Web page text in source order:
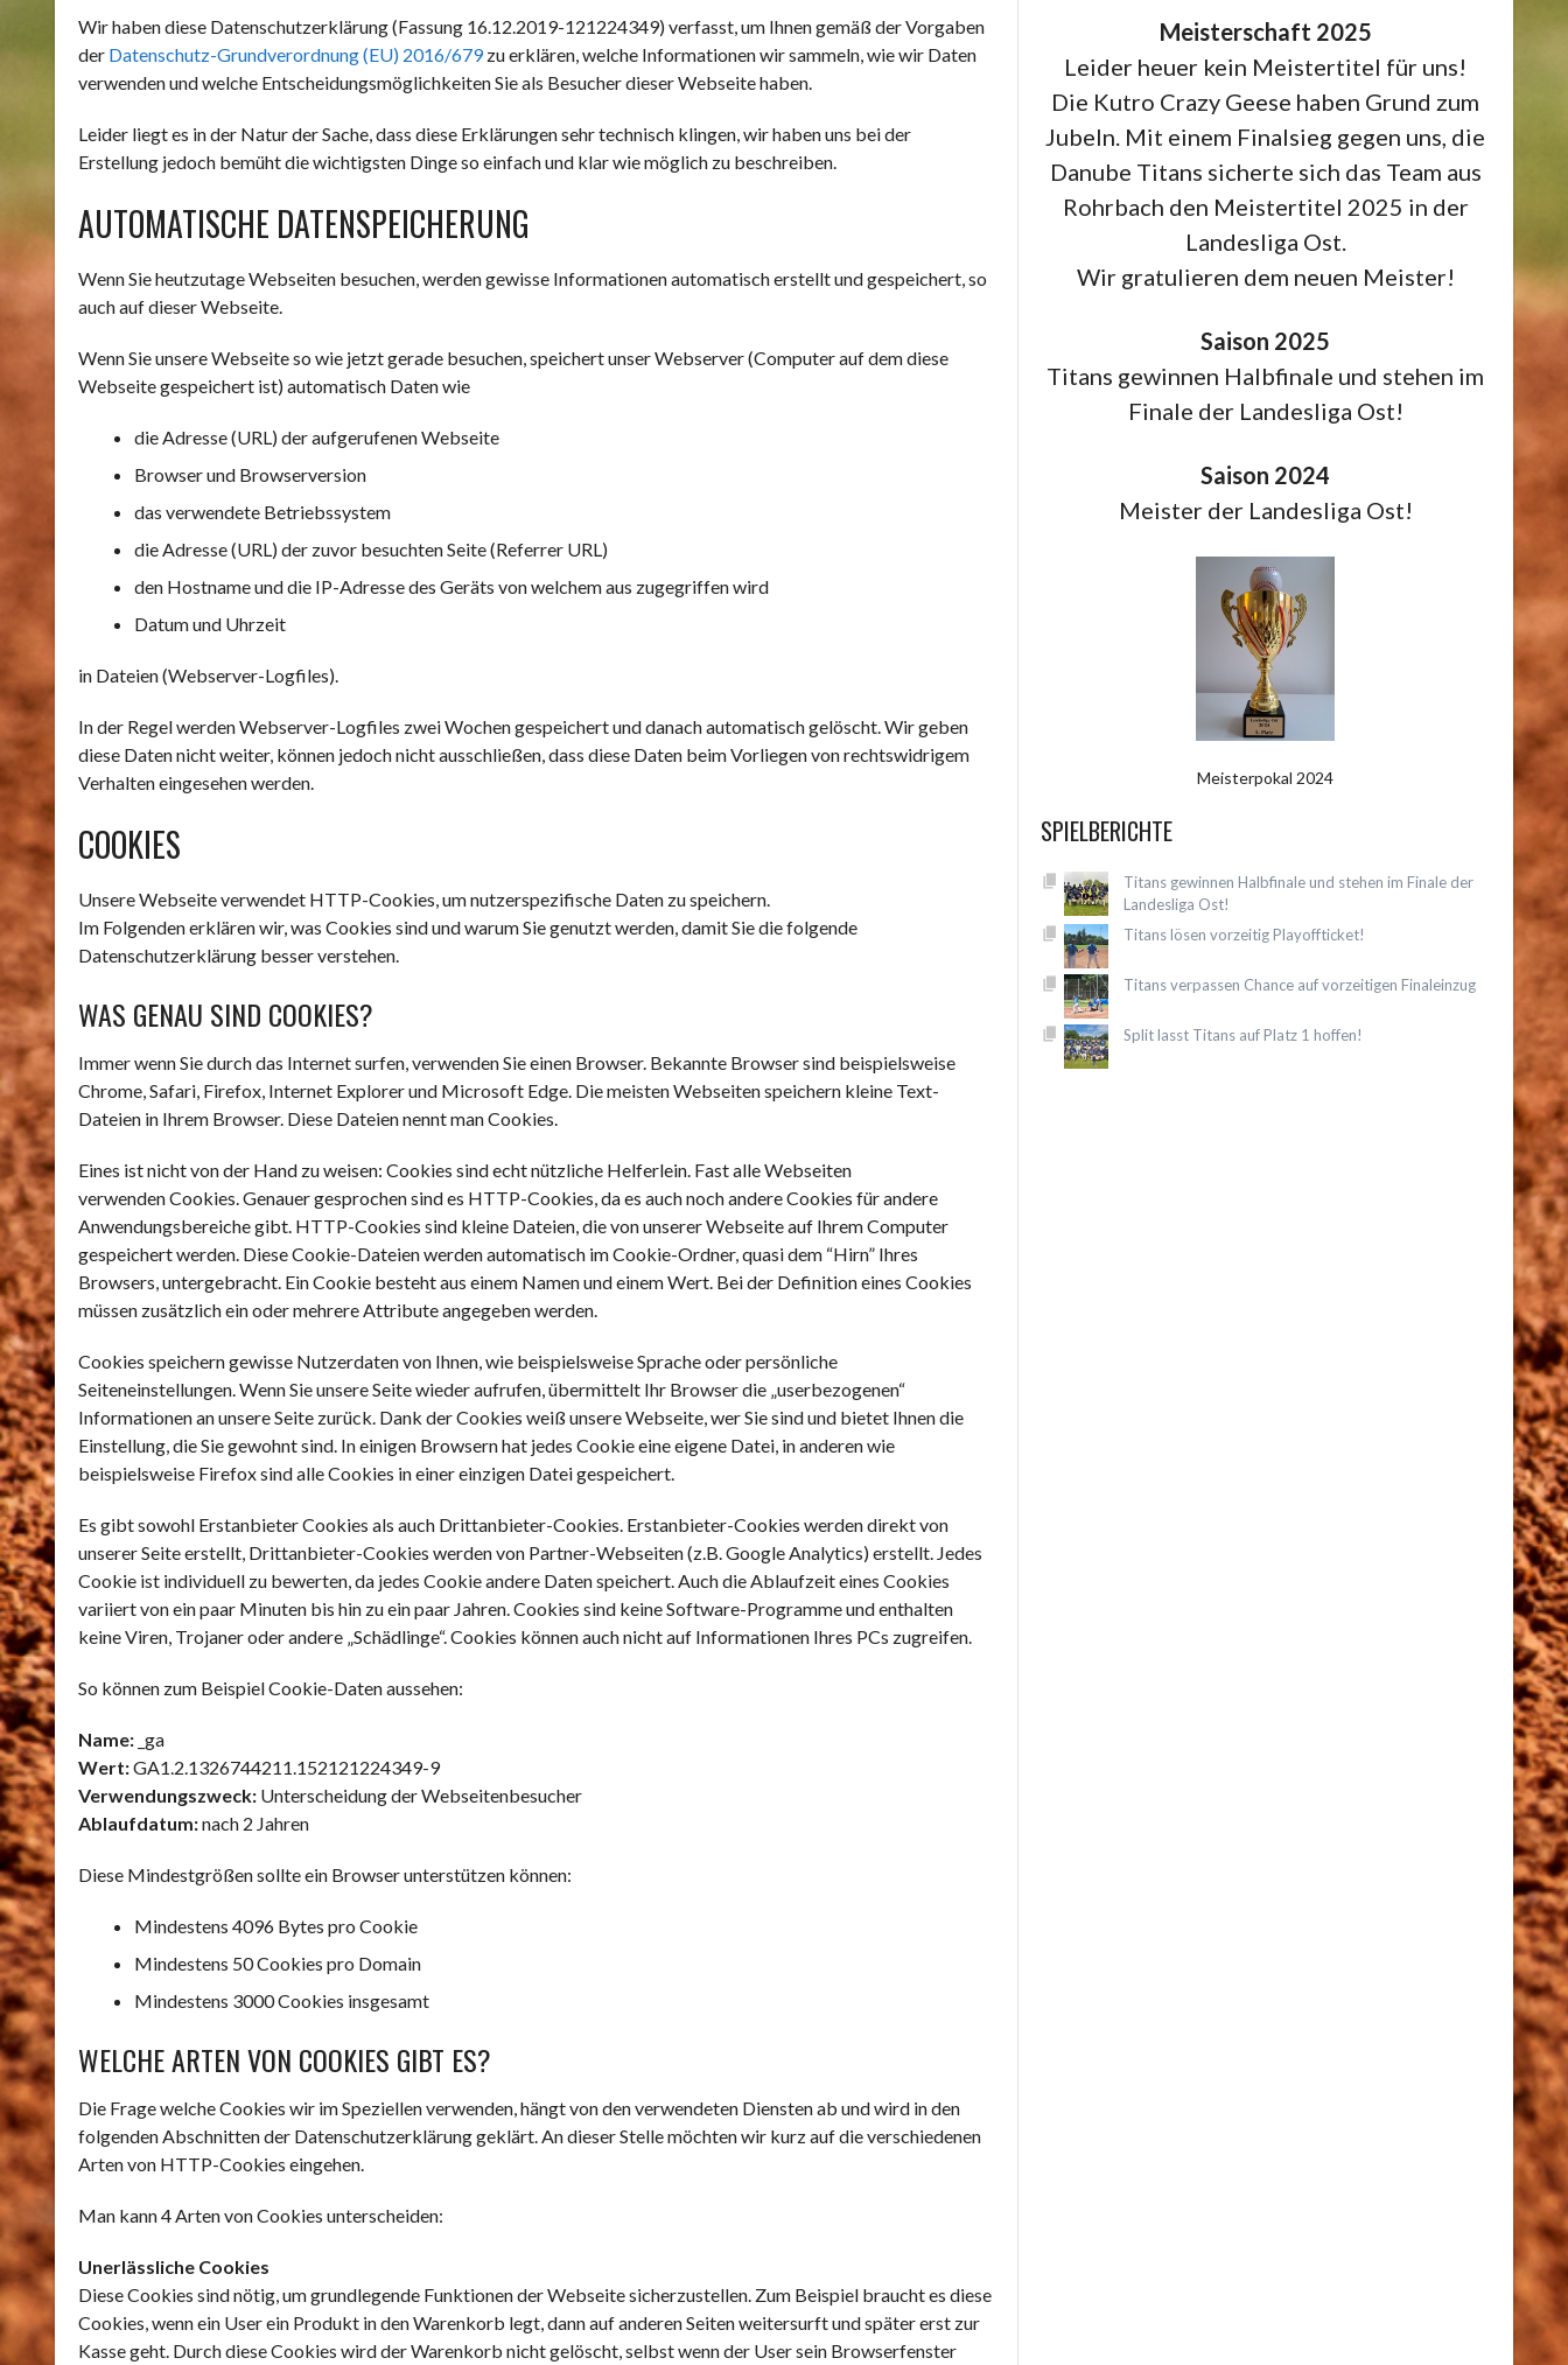
Wir haben diese Datenschutzerklärung (Fassung 16.12.2019-121224349) verfasst, um Ihnen gemäß der Vorgaben
der Datenschutz-Grundverordnung (EU) 2016/679zu erklären, welche Informationen wir sammeln, wie wir Daten
verwenden und welche Entscheidungsmöglichkeiten Sie als Besucher dieser Webseite haben.
Leider liegt es in der Natur der Sache, dass diese Erklärungen sehr technisch klingen, wir haben uns bei der
Erstellung jedoch bemüht die wichtigsten Dinge so einfach und klar wie möglich zu beschreiben.
AUTOMATISCHE DATENSPEICHERUNG
Wenn Sie heutzutage Webseiten besuchen, werden gewisse Informationen automatisch erstellt und gespeichert, so
auch auf dieser Webseite.
Wenn Sie unsere Webseite so wie jetzt gerade besuchen, speichert unser Webserver (Computer auf dem diese
Webseite gespeichert ist) automatisch Daten wie
die Adresse (URL) der aufgerufenen Webseite
Browser und Browserversion
das verwendete Betriebssystem
die Adresse (URL) der zuvor besuchten Seite (Referrer URL)
den Hostname und die IP-Adresse des Geräts von welchem aus zugegriffen wird
Datum und Uhrzeit
in Dateien (Webserver-Logfiles).
In der Regel werden Webserver-Logfiles zwei Wochen gespeichert und danach automatisch gelöscht. Wir geben
diese Daten nicht weiter, können jedoch nicht ausschließen, dass diese Daten beim Vorliegen von rechtswidrigem
Verhalten eingesehen werden.
COOKIES
Unsere Webseite verwendet HTTP-Cookies, um nutzerspezifische Daten zu speichern.
Im Folgenden erklären wir, was Cookies sind und warum Sie genutzt werden, damit Sie die folgende
Datenschutzerklärung besser verstehen.
WAS GENAU SIND COOKIES?
Immer wenn Sie durch das Internet surfen, verwenden Sie einen Browser. Bekannte Browser sind beispielsweise
Chrome, Safari, Firefox, Internet Explorer und Microsoft Edge. Die meisten Webseiten speichern kleine Text-
Dateien in Ihrem Browser. Diese Dateien nennt man Cookies.
Eines ist nicht von der Hand zu weisen: Cookies sind echt nützliche Helferlein. Fast alle Webseiten
verwenden Cookies. Genauer gesprochen sind es HTTP-Cookies, da es auch noch andere Cookies für andere
Anwendungsbereiche gibt. HTTP-Cookies sind kleine Dateien, die von unserer Webseite auf Ihrem Computer
gespeichert werden. Diese Cookie-Dateien werden automatisch im Cookie-Ordner, quasi dem “Hirn” Ihres
Browsers, untergebracht. Ein Cookie besteht aus einem Namen und einem Wert. Bei der Definition eines Cookies
müssen zusätzlich ein oder mehrere Attribute angegeben werden.
Cookies speichern gewisse Nutzerdaten von Ihnen, wie beispielsweise Sprache oder persönliche
Seiteneinstellungen. Wenn Sie unsere Seite wieder aufrufen, übermittelt Ihr Browser die „userbezogenen“
Informationen an unsere Seite zurück. Dank der Cookies weiß unsere Webseite, wer Sie sind und bietet Ihnen die
Einstellung, die Sie gewohnt sind. In einigen Browsern hat jedes Cookie eine eigene Datei, in anderen wie
beispielsweise Firefox sind alle Cookies in einer einzigen Datei gespeichert.
Es gibt sowohl Erstanbieter Cookies als auch Drittanbieter-Cookies. Erstanbieter-Cookies werden direkt von
unserer Seite erstellt, Drittanbieter-Cookies werden von Partner-Webseiten (z.B. Google Analytics) erstellt. Jedes
Cookie ist individuell zu bewerten, da jedes Cookie andere Daten speichert. Auch die Ablaufzeit eines Cookies
variiert von ein paar Minuten bis hin zu ein paar Jahren. Cookies sind keine Software-Programme und enthalten
keine Viren, Trojaner oder andere „Schädlinge“. Cookies können auch nicht auf Informationen Ihres PCs zugreifen.
So können zum Beispiel Cookie-Daten aussehen:
Name: _ga
Wert:GA1.2.1326744211.152121224349-9
Verwendungszweck: Unterscheidung der Webseitenbesucher
Ablaufdatum:nach 2 Jahren
Diese Mindestgrößen sollte ein Browser unterstützen können:
Mindestens 4096 Bytes pro Cookie
Mindestens 50 Cookies pro Domain
Mindestens 3000 Cookies insgesamt
WELCHE ARTEN VON COOKIES GIBT ES?
Die Frage welche Cookies wir im Speziellen verwenden, hängt von den verwendeten Diensten ab und wird in den
folgenden Abschnitten der Datenschutzerklärung geklärt. An dieser Stelle möchten wir kurz auf die verschiedenen
Arten von HTTP-Cookies eingehen.
Man kann 4 Arten von Cookies unterscheiden:
Unerlässliche Cookies
Diese Cookies sind nötig, um grundlegende Funktionen der Webseite sicherzustellen. Zum Beispiel braucht es diese
Cookies, wenn ein User ein Produkt in den Warenkorb legt, dann auf anderen Seiten weitersurft und später erst zur
Kasse geht. Durch diese Cookies wird der Warenkorb nicht gelöscht, selbst wenn der User sein Browserfenster
Meisterschaft 2025
Leider heuer kein Meistertitel für uns!
Die Kutro Crazy Geese haben Grund zum
Jubeln. Mit einem Finalsieg gegen uns, die
Danube Titans sicherte sich das Team aus
Rohrbach den Meistertitel 2025 in der
Landesliga Ost.
Wir gratulieren dem neuen Meister!
Saison 2025
Titans gewinnen Halbfinale und stehen im
Finale der Landesliga Ost!
Saison 2024
Meister der Landesliga Ost!
Meisterpokal 2024
SPIELBERICHTE
Titans gewinnen Halbfinale und stehen im Finale der
Landesliga Ost!
Titans lösen vorzeitig Playoffticket!
Titans verpassen Chance auf vorzeitigen Finaleinzug
Split lasst Titans auf Platz 1 hoffen!